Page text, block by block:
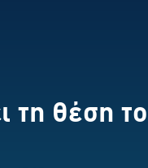
τη θέση